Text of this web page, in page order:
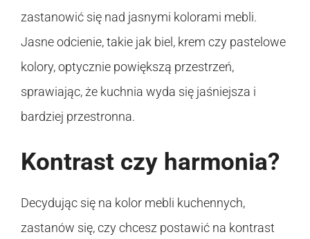
zastanowić się nad jasnymi kolorami mebli.
Jasne odcienie, takie jak biel, krem czy pastelowe
kolory, optycznie powiększą przestrzeń,
sprawiając, że kuchnia wyda się jaśniejsza i
bardziej przestronna.
Kontrast czy harmonia?
Decydując się na kolor mebli kuchennych,
zastanów się, czy chcesz postawić na kontrast